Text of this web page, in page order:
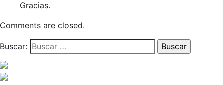
Gracias.
Comments are closed.
Buscar: